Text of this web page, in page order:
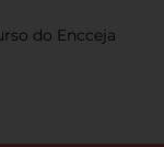
do Encceja